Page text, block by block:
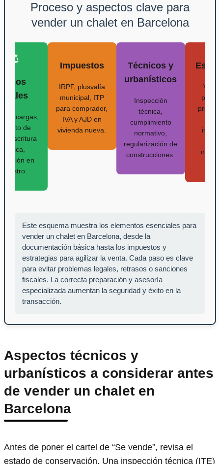
Proceso y aspectos clave para
vender un chalet en Barcelona
⚖️
Pasos
cargas,
de
escritura
pública,
en
Impuestos
IRPF, plusvalía
municipal, ITP
para comprador,
IVA y AJD en
vivienda nueva.
Técnicos y
urbanísticos
Inspección
técnica,
cumplimiento
normativo,
regularización de
construcciones.
Este esquema muestra los elementos esenciales para
vender un chalet en Barcelona, desde la
documentación básica hasta los impuestos y
estrategias para agilizar la venta. Cada paso es clave
para evitar problemas legales, retrasos o sanciones
fiscales. La correcta preparación y asesoría
especializada aumentan la seguridad y éxito en la
transacción.
Aspectos técnicos y
urbanísticos a considerar antes
de vender un chalet en
Barcelona
Antes de poner el cartel de “Se vende”, revisa el
estado de conservación. Una inspección técnica (ITE)